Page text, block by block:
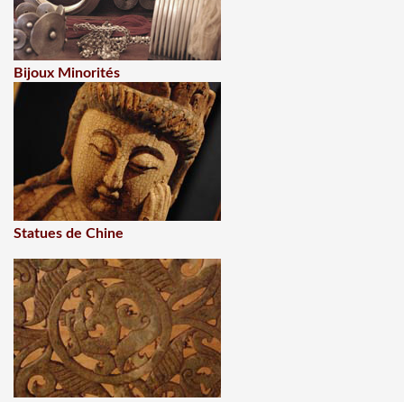
Bijoux Minorités
Statues de Chine